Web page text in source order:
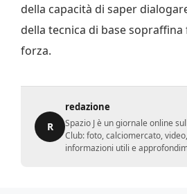
della capacità di saper
della tecnica di base
forza.
R
redazione
Spazio J è un giornale online
Club: foto, calciomercato,
informazioni utili e